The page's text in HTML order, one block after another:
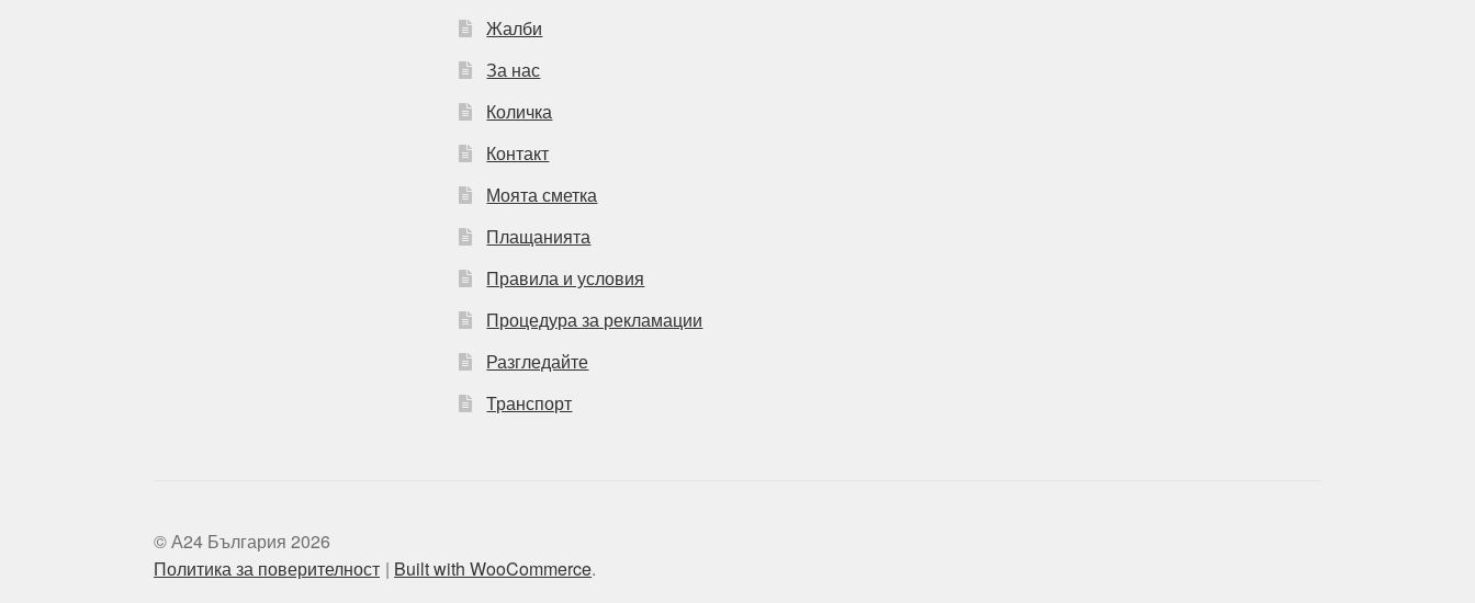
Жалби
За нас
Количка
Контакт
Моята сметка
Плащанията
Правила и условия
Процедура за рекламации
Разгледайте
Транспорт
© А24 България 2026
Политика за поверителност
Built with WooCommerce.